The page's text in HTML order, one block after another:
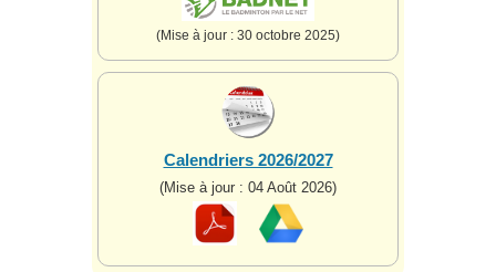
(Mise à jour : 30 octobre 2025)
Calendriers 2026/2027
(Mise à jour : 04 Août 2026)